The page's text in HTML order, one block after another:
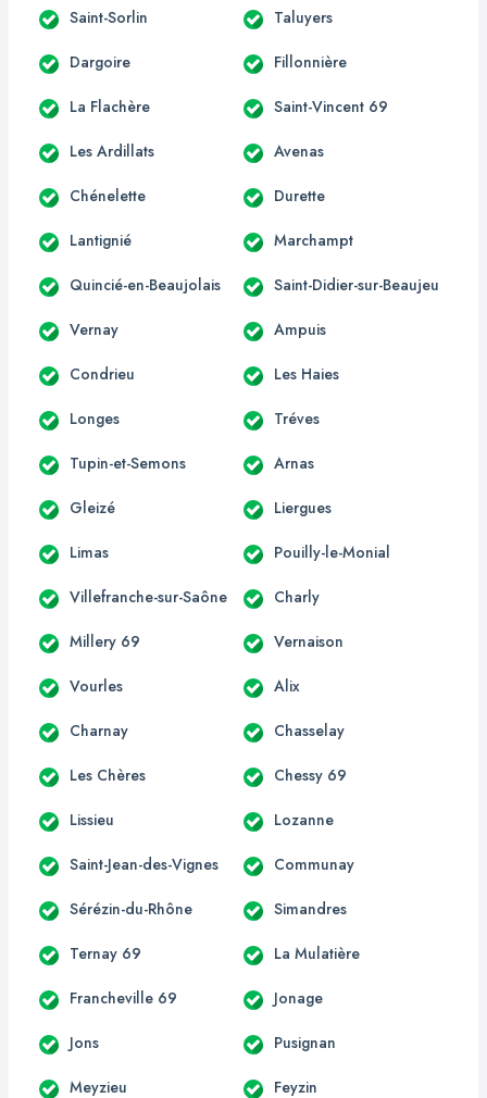
Saint-Sorlin Taluyers
Dargoire Fillonnière
La Flachère Saint-Vincent 69
Les Ardillats Avenas
Chénelette Durette
Lantignié Marchampt
Quincié-en-Beaujolais Saint-Didier-sur-Beaujeu
Vernay Ampuis
Condrieu Les Haies
Longes Tréves
Tupin-et-Semons Arnas
Gleizé Liergues
Limas Pouilly-le-Monial
Villefranche-sur-Saône Charly
Millery 69 Vernaison
Vourles Alix
Charnay Chasselay
Les Chères Chessy 69
Lissieu Lozanne
Saint-Jean-des-Vignes Communay
Sérézin-du-Rhône Simandres
Ternay 69 La Mulatière
Francheville 69 Jonage
Jons Pusignan
Meyzieu Feyzin